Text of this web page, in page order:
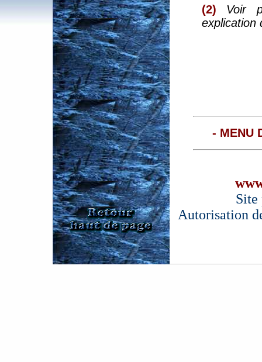
(2)
Voir
explication
- MENU
Site
Autorisation